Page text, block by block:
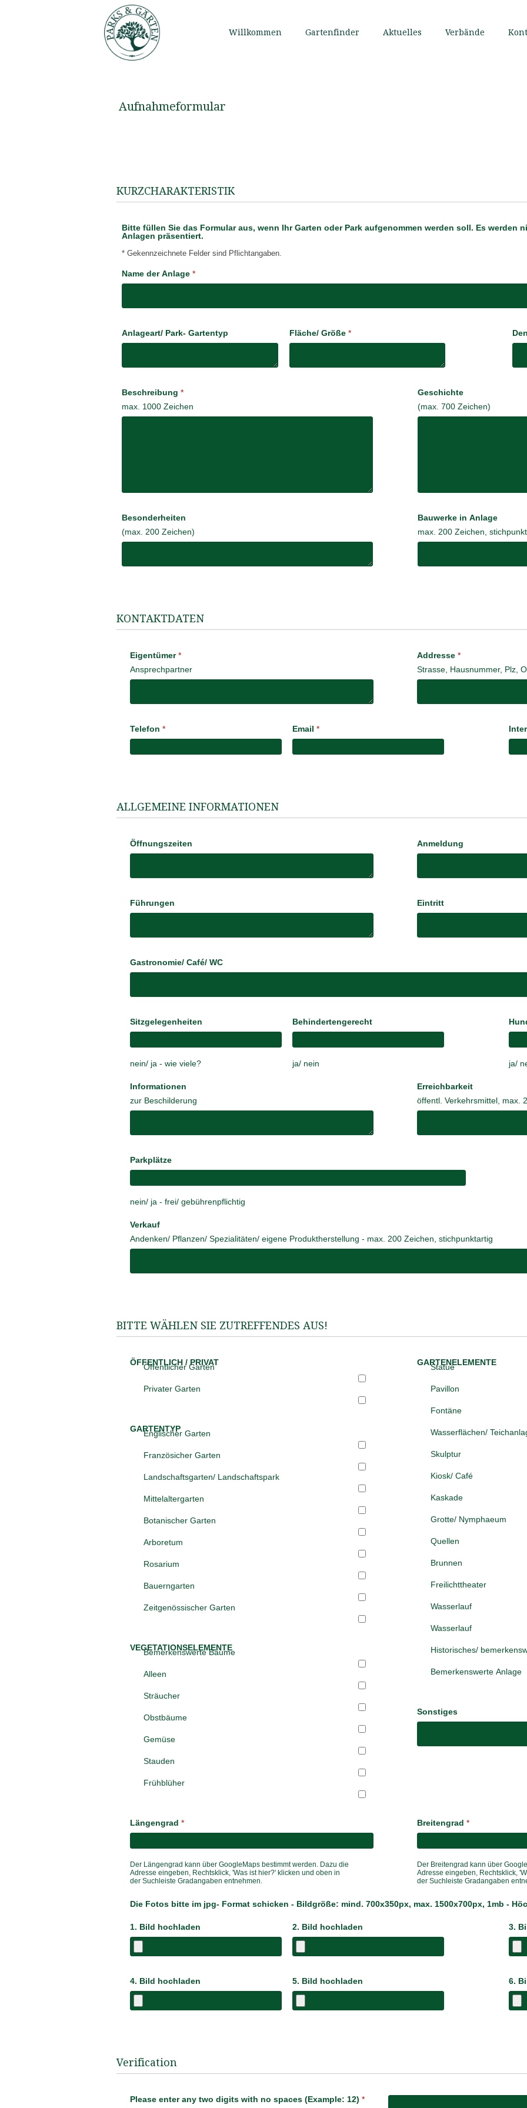
Willkommen Gartenfinder Aktuelles Verbände
Aufnahmeformular
KURZCHARAKTERISTIK
Bitte füllen Sie das Formular aus, wenn Ihr Garten oder Park aufgenommen werden soll. Es werden
Anlagen präsentiert.
* Gekennzeichnete Felder sind Pflichtangaben.
Name der Anlage*
Anlageart/ Park- Gartentyp Fläche/ Größe *
Beschreibung*
max. 1000 Zeichen
Geschichte
(max. 700 Zeichen)
Besonderheiten
(max. 200 Zeichen)
Bauwerke in Anlage
max. 200 Zeichen,
KONTAKTDATEN
Eigentümer*
Ansprechpartner
Addresse *
Strasse, Hausnummer, Plz,
Telefon* Email*
ALLGEMEINE INFORMATIONEN
Öffnungszeiten Anmeldung
Führungen Eintritt
Gastronomie/ Café/ WC
Sitzgelegenheiten
nein/ ja - wie viele?
Behindertengerecht
ja/ nein ja/
Informationen
zur Beschilderung
Erreichbarkeit
öffentl. Verkehrsmittel, max.
Parkplätze
nein/ ja - frei/ gebührenpflichtig
Verkauf
Andenken/ Pflanzen/ Spezialitäten/ eigene Produktherstellung - max. 200 Zeichen, stichpunktartig
BITTE WÄHLEN SIE ZUTREFFENDES AUS!
ÖFFENTLICH / PRIVAT
Öffentlicher Garten
Privater Garten
GARTENELEMENTE
Statue
Pavillon
Fontäne
Wasserflächen/
Skulptur
Kiosk/ Café
Kaskade
Grotte/ Nymphaeum
Quellen
Brunnen
Freilichttheater
Wasserlauf
Wasserlauf
Historisches/
Bemerkenswerte Anlage
GARTENTYP
Englischer Garten
Französicher Garten
Landschaftsgarten/ Landschaftspark
Mittelaltergarten
Botanischer Garten
Arboretum
Rosarium
Bauerngarten
Zeitgenössischer Garten
VEGETATIONSELEMENTE
Bemerkenswerte Bäume
Alleen
Sträucher
Obstbäume
Gemüse
Stauden
Frühblüher
Sonstiges
Längengrad*
Der Längengrad kann überGoogleMaps bestimmt werden. Dazu die
Adresse eingeben, Rechtsklick, 'Was ist hier?' klicken und oben in
der Suchleiste Gradangaben entnehmen.
Breitengrad *
Der Breitengrad kann über
Adresse eingeben, Rechtsklick,
der Suchleiste Gradangaben
Die Fotos bitte im jpg- Format schicken - Bildgröße: mind. 700x350px, max. 1500x700px, 1mb -
1. Bild hochladen 2. Bild hochladen 3.
4. Bild hochladen 5. Bild hochladen 6.
Verification
Please enter any two digits with no spaces (Example: 12)*